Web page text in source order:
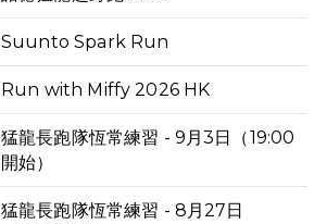
Suunto Spark Run
Run with Miffy 2026 HK
猛龍長跑隊恆常練習 - 9月3日（19:00
開始）
猛龍長跑隊恆常練習 - 8月27日